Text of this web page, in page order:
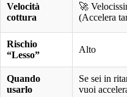
Velocità
cottura
🚀
(Accelera
Rischio
“Lesso”
Alto
Quando
usarlo
Se sei in
vuoi